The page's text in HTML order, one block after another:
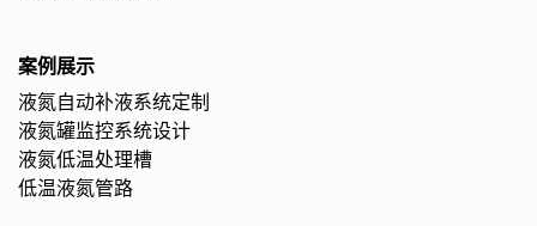
案例展示
液氮自动补液系统定制
液氮罐监控系统设计
液氮低温处理槽
低温液氮管路